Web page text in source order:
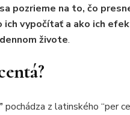
pozrieme na to, čo
ich vypočítať a ako ich
živote.
pochádza z latinského “per